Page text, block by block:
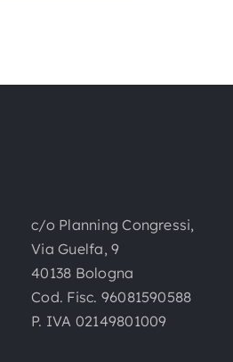
c/o Planning Congressi,
Via Guelfa, 9
40138 Bologna
Cod. Fisc. 96081590588
P. IVA 02149801009